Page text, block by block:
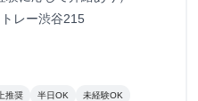
レー渋谷215
推奨 半日OK 未経験OK